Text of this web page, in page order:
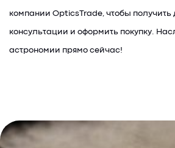
компании OpticsTrade, чтобы получить
консультации и оформить покупку.
астрономии прямо сейчас!